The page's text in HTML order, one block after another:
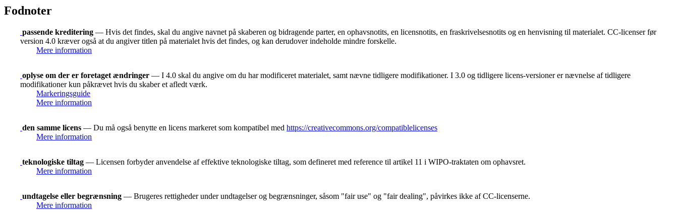
Fodnoter
passende kreditering — Hvis det findes, skal du angive navnet på skaberen og bidragende parter, en ophavsnotits, en licensnotits, en fraskrivelsesnotits og en henvisning til materialet. CC-licenser før
version 4.0 kræver også at du angiver titlen på materialet hvis det findes, og kan derudover indeholde mindre forskelle.
Mere information
oplyse om der er foretaget ændringer — I 4.0 skal du angive om du har modificeret materialet, samt nævne tidligere modifikationer. I 3.0 og tidligere licens-versioner er nævnelse af tidligere
modifikationer kun påkrævet hvis du skaber et afledt værk.
Markeringsguide
Mere information
den samme licens — Du må også benytte en licens markeret som kompatibel med https://creativecommons.org/compatiblelicenses
Mere information
teknologiske tiltag — Licensen forbyder anvendelse af effektive teknologiske tiltag, som defineret med reference til artikel 11 i WIPO-traktaten om ophavsret.
Mere information
undtagelse eller begrænsning — Brugeres rettigheder under undtagelser og begrænsninger, såsom "fair use" og "fair dealing", påvirkes ikke af CC-licenserne.
Mere information